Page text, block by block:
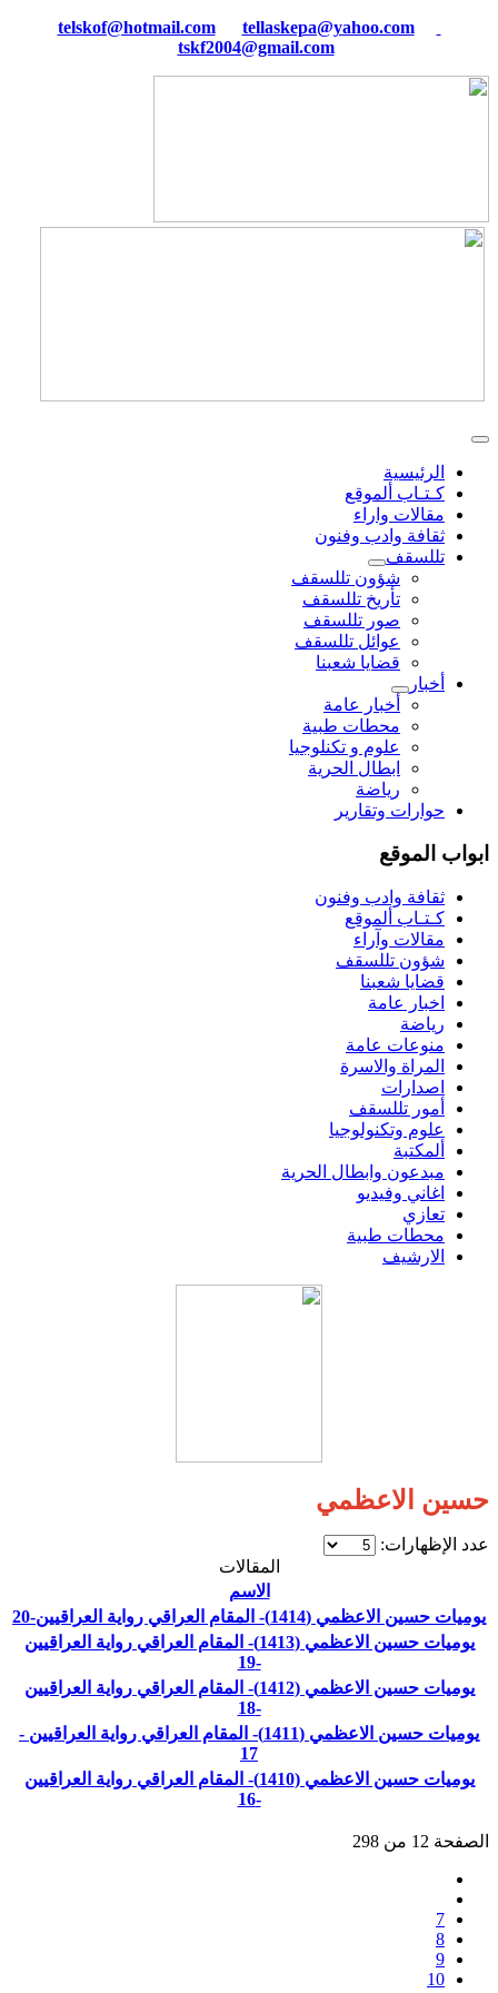
tellaskepa@yahoo.com
tskf2004@gmail.com
الرئيسية
كـتـاب ألموقع
مقالات واراء
ثقافة وادب وفنون
تللسقف
شؤون تللسقف
تأريخ تللسقف
صور تللسقف
عوائل تللسقف
قضايا شعبنا
أخبار
أخبار عامة
محطات طبية
علوم و تکنلوجیا
ابطال الحرية
رياضة
حوارات وتقارير
ابواب الموقع
ثقافة وادب وفنون
كـتـاب ألموقع
مقالات وآراء
شؤون تللسقف
قضايا شعبنا
اخبار عامة
رياضة
منوعات عامة
المراة والاسرة
اصدارات
أمور تللسقف
علوم وتكنولوجيا
ألمكتبة
مبدعون وابطال الحرية
اغاني وفيديو
تعازي
محطات طبية
الارشيف
حسين الاعظمي
عدد الإظهارات:
المقالات
الاسم
يوميات حسين الاعظمي (1414)- المقام العراقي رواية العراقيين-20
يوميات حسين الاعظمي (1413)- المقام العراقي رواية العراقيين
-19
يوميات حسين الاعظمي (1412)- المقام العراقي رواية العراقيين
-18
يوميات حسين الاعظمي (1411)- المقام العراقي رواية العراقيين -
17
يوميات حسين الاعظمي (1410)- المقام العراقي رواية العراقيين
-16
الصفحة 12 من 298
7
8
9
10